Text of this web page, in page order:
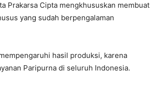
Prakarsa Cipta mengkhususkan membuat
yang sudah berpengalaman
hasil produksi, karena
Paripurna di seluruh Indonesia.